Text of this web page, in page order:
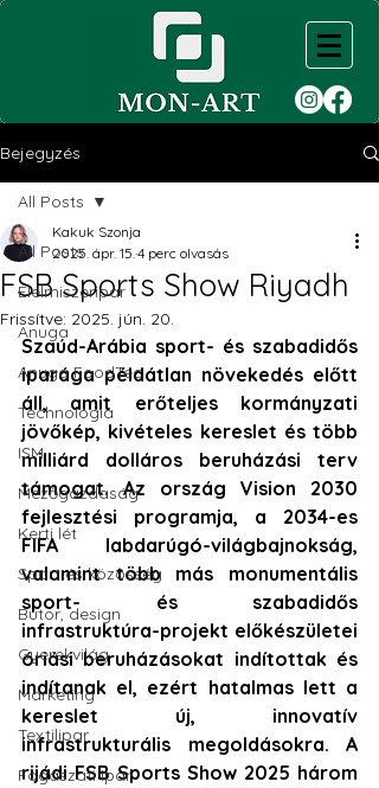
Bejegyzés
All Posts
Élelmiszeripar
Anuga
Anuga FoodTec
Technológia
ISM
Mezőgazdaság
Kerti lét
Sport és közösség
Bútor, design
Gyerekvilág
Marketing
Textilipar
Fogászati ipar
All Posts
FSB Sports Show Riyadh
Kakuk Szonja
2025. ápr. 15.4 perc olvasás
Frissítve: 2025. jún. 20.
Szaúd-Arábia sport- és szabadidős
iparága példátlan növekedés előtt
áll, amit erőteljes kormányzati
jövőkép, kivételes kereslet és több
milliárd dolláros beruházási terv
támogat. Az ország Vision 2030
fejlesztési programja, a 2034-es
FIFA labdarúgó-világbajnokság,
sport- és szabadidős
infrastruktúra-projekt előkészületei
óriási beruházásokat indítottak és
indítanak el, ezért hatalmas lett a
kereslet új, innovatív
infrastrukturális megoldásokra. A
rijádi FSB Sports Show 2025 három